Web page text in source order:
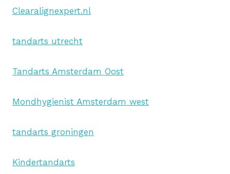
Clearalignexpert.nl
tandarts utrecht
Tandarts Amsterdam Oost
Mondhygienist Amsterdam west
tandarts groningen
Kindertandarts